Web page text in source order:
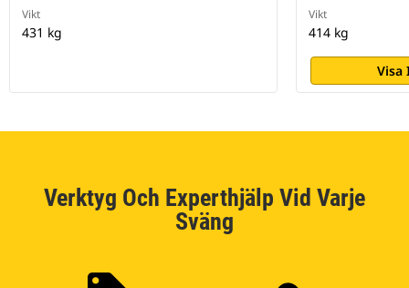
Vikt
431 kg
Vikt
414 kg
Visa
Verktyg Och Experthjälp Vid Varje
Sväng